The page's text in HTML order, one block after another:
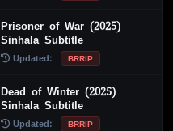
Prisoner of War (2025)
Sinhala Subtitle
Updated: BRRIP
Dead of Winter (2025)
Sinhala Subtitle
Updated: BRRIP